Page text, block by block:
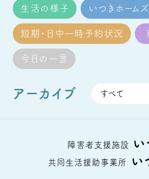
生活の様子 いつきホームズ
短期・日中一時予約状況
今日の一言
アーカイブ
障害者支援施設 い
共同生活援助事業所 い